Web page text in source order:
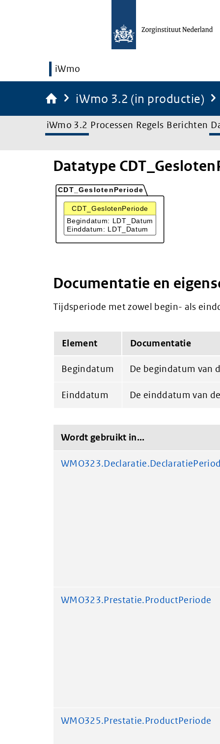
iWmo
iWmo 3.2 (in productie)
iWmo 3.2 Processen Regels Berichten
Datatype
Documentatie en
Tijdsperiode met zowel begin- als
Element Documentatie
Begindatum De begindatum van
Einddatum De einddatum van
Wordt gebruikt in...
WMO323.Prestatie.ProductPeriode
WMO325.Prestatie.ProductPeriode